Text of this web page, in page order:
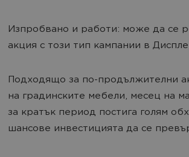
Изпробвано и работи: може да се
акция с този тип кампании в
Подходящо за по-продължителни
на градинските мебели, месец на
за кратък период постига голям
шансове инвестицията да се